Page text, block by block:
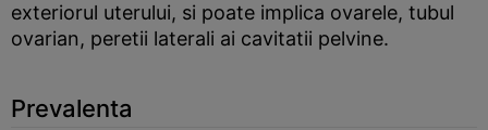
exteriorul uterului, si poate implica ovarele, tubul
ovarian, peretii laterali ai cavitatii pelvine.
Prevalenta